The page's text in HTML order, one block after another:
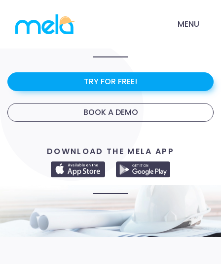
MENU
TRY FOR FREE!
BOOK A DEMO
DOWNLOAD THE MELA APP